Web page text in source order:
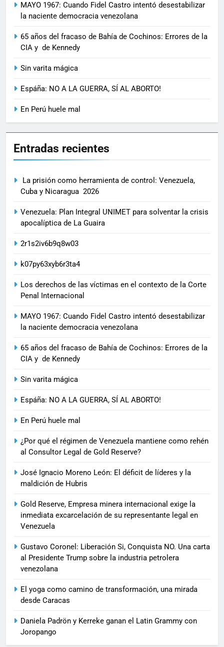
MAYO 1967: Cuando Fidel Castro intentó desestabilizar
la naciente democracia venezolana
65 años del fracaso de Bahía de Cochinos: Errores de la
CIA y de Kennedy
Sin varita mágica
Espáña: NO A LA GUERRA, SÍ AL ABORTO!
En Perú huele mal
Entradas recientes
La prisión como herramienta de control: Venezuela,
Cuba y Nicaragua 2026
Venezuela: Plan Integral UNIMET para solventar la crisis
apocalíptica de La Guaira
2r1s2iv6b9q8w03
k07py63xyb6r3ta4
Los derechos de las víctimas en el contexto de la Corte
Penal Internacional
MAYO 1967: Cuando Fidel Castro intentó desestabilizar
la naciente democracia venezolana
65 años del fracaso de Bahía de Cochinos: Errores de la
CIA y de Kennedy
Sin varita mágica
Espáña: NO A LA GUERRA, SÍ AL ABORTO!
En Perú huele mal
¿Por qué el régimen de Venezuela mantiene como rehén
al Consultor Legal de Gold Reserve?
José Ignacio Moreno León: El déficit de líderes y la
maldición de Hubris
Gold Reserve, Empresa minera internacional exige la
inmediata excarcelación de su representante legal en
Venezuela
Gustavo Coronel: Liberación Si, Conquista NO. Una carta
al Presidente Trump sobre la industria petrolera
venezolana
El yoga como camino de transformación, una mirada
desde Caracas
Daniela Padrön y Kerreke ganan el Latin Grammy con
Joropango